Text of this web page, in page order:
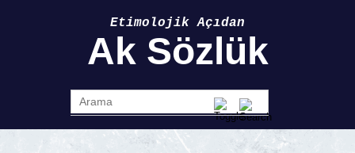
Ak Sözlük
Etimolojik Açıdan